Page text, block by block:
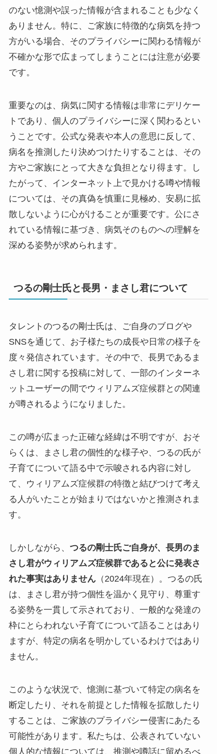
のない憶測や誤った情報が含まれることも少なく
ありません。特に、ご家族に特徴的な病気を持つ
方がいる場合、そのプライバシーに関わる情報が
不確かな形で広まってしまうことには注意が必要
です。
重要なのは、病気に関する情報は非常にデリケー
トであり、個人のプライバシーに深く関わるとい
うことです。公式な発表や本人の意思に反して、
病名を推測したり決めつけたりすることは、その
方やご家族にとって大きな負担となり得ます。し
たがって、インターネット上で見かける噂や情報
については、その真偽を慎重に見極め、安易に拡
散しないように心がけることが重要です。公にさ
れている情報に基づき、病気そのものへの理解を
深める姿勢が求められます。
つるの剛士氏と長男・まさし君について
タレントのつるの剛士氏は、ご自身のブログや
SNSを通じて、お子様たちの成長や日常の様子を
度々発信されています。その中で、長男であるま
さし君に関する投稿に対して、一部のインターネ
ットユーザーの間でウィリアムズ症候群との関連
が噂されるようになりました。
この噂が広まった正確な経緯は不明ですが、おそ
らくは、まさし君の個性的な様子や、つるの氏が
子育てについて語る中で示唆される内容に対し
て、ウィリアムズ症候群の特徴と結びつけて考え
る人がいたことが始まりではないかと推測されま
す。
しかしながら、 つるの剛士氏ご自身が、長男のま
さし君がウィリアムズ症候群であると公に発表さ
れた事実はありません（2024年現在）。つるの氏
は、まさし君が持つ個性を温かく見守り、尊重す
る姿勢を一貫して示されており、一般的な発達の
枠にとらわれない子育てについて語ることはあり
ますが、特定の病名を明かしているわけではあり
ません。
このような状況で、憶測に基づいて特定の病名を
断定したり、それを前提とした情報を拡散したり
することは、ご家族のプライバシー侵害にあたる
可能性があります。私たちは、公表されていない
個人的な情報については、推測や噂話に留めるべ